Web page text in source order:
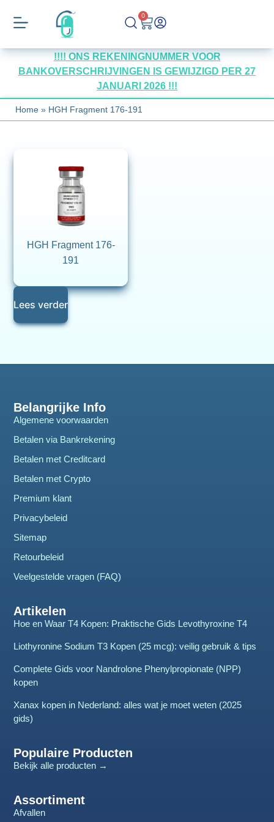
0
!!!! ONS REKENINGNUMMER VOOR
BANKOVERSCHRIJVINGEN IS GEWIJZIGD PER 27
JANUARI 2026 !!!
Home » HGH Fragment 176-191
HGH Fragment 176-
191
Lees verder
Belangrijke Info
Algemene voorwaarden
Betalen via Bankrekening
Betalen met Creditcard
Betalen met Crypto
Premium klant
Privacybeleid
Sitemap
Retourbeleid
Veelgestelde vragen (FAQ)
Artikelen
Hoe en Waar T4 Kopen: Praktische Gids Levothyroxine T4
Liothyronine Sodium T3 Kopen (25 mcg): veilig gebruik & tips
Complete Gids voor Nandrolone Phenylpropionate (NPP)
kopen
Xanax kopen in Nederland: alles wat je moet weten (2025
gids)
Populaire Producten
Bekijk alle producten →
Assortiment
Afvallen